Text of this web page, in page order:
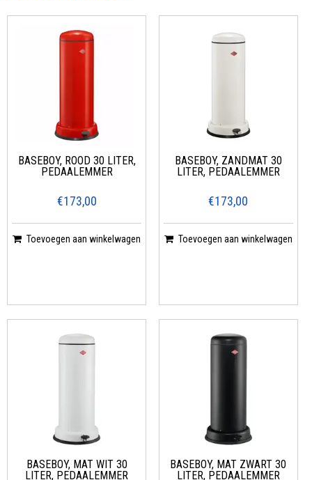
BASEBOY, ROOD 30 LITER,
PEDAALEMMER
€173,00
Toevoegen aan winkelwagen
BASEBOY, ZANDMAT 30
LITER, PEDAALEMMER
€173,00
Toevoegen aan winkelwagen
BASEBOY, MAT WIT 30
LITER, PEDAALEMMER
BASEBOY, MAT ZWART 30
LITER, PEDAALEMMER